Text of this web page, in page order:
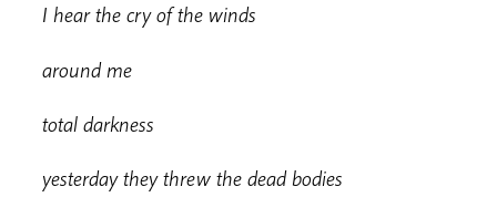
I hear the cry of the winds
around me
total darkness
yesterday they threw the dead bodies